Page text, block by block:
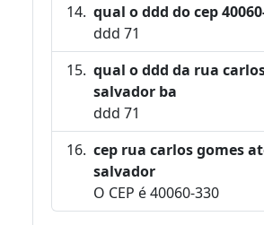
qual o ddd do cep
ddd 71
qual o ddd da rua
salvador ba
ddd 71
cep rua carlos gomes
salvador
O CEP é 40060-330